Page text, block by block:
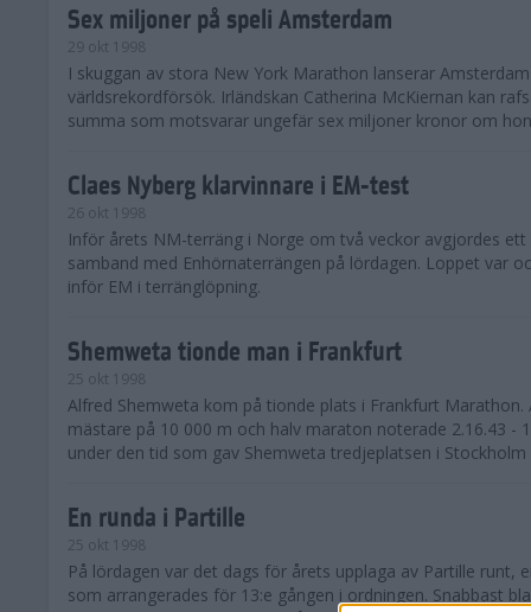
Sex miljoner på speli Amsterdam
29 okt 1998
I skuggan av stora New York Marathon lanserar
världsrekordförsök. Irländskan Catherina McKiernan kan
summa som motsvarar ungefär sex miljoner kronor om
Claes Nyberg klarvinnare i EM-test
26 okt 1998
Inför årets NM-terräng i Norge om två veckor avgjordes ett
samband med Enhörnaterrängen på lördagen. Loppet var
inför EM i terränglöpning.
Shemweta tionde man i Frankfurt
25 okt 1998
Alfred Shemweta kom på tionde plats i Frankfurt Marathon.
mästare på 10 000 m och halv maraton noterade 2.16.43 -
under den tid som gav Shemweta tredjeplatsen i Stockholm
En runda i Partille
25 okt 1998
På lördagen var det dags för årets upplaga av Partille runt,
som arrangerades för 13:e gången i ordningen. Snabbast